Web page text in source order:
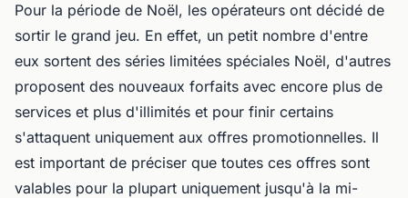
Pour la période de Noël, les opérateurs ont décidé de
sortir le grand jeu. En effet, un petit nombre d'entre
eux sortent des séries limitées spéciales Noël, d'autres
proposent des nouveaux forfaits avec encore plus de
services et plus d'illimités et pour finir certains
s'attaquent uniquement aux offres promotionnelles. Il
est important de préciser que toutes ces offres sont
valables pour la plupart uniquement jusqu'à la mi-